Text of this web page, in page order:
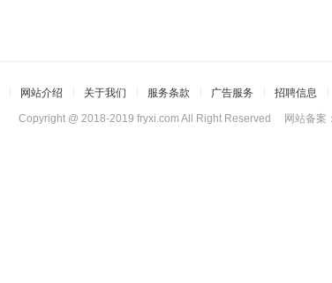
网站介绍 关于我们 服务条款 广告服务 招聘信息
Copyright @ 2018-2019 fryxi.com All Right Reserved 网站备案：